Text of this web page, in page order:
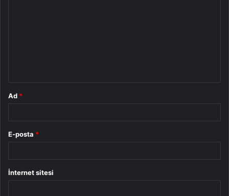
Ad *
E-posta *
İnternet sitesi